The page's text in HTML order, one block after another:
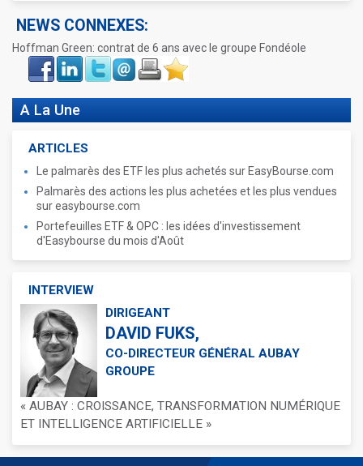
NEWS CONNEXES:
Hoffman Green: contrat de 6 ans avec le groupe Fondéole
Face
book
LinkIn Twitter Envoyer ImprimerFavoris
A La Une
ARTICLES
Le palmarès des ETF les plus achetés sur EasyBourse.com
Palmarès des actions les plus achetées et les plus vendues
sur easybourse.com
Portefeuilles ETF & OPC : les idées d'investissement
d'Easybourse du mois d'Août
INTERVIEW
DIRIGEANT
DAVID FUKS,
CO-DIRECTEUR GÉNÉRAL AUBAY
GROUPE
« AUBAY : CROISSANCE, TRANSFORMATION NUMÉRIQUE
ET INTELLIGENCE ARTIFICIELLE »